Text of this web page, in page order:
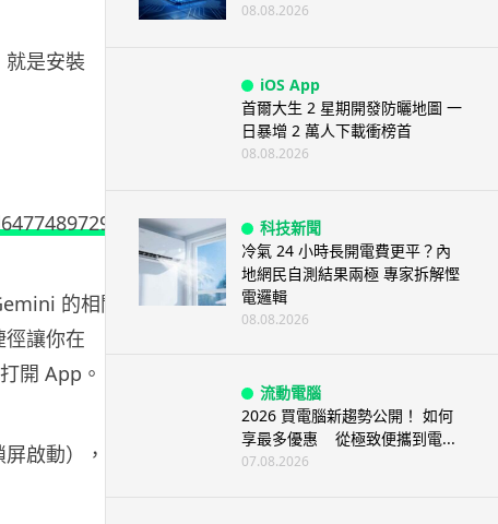
是安裝
的相關
徑讓你在
開 App。
啟動），本
08.08.2026
iOS App
首爾大生 2 星期開發防曬地圖 一
日暴增 2 萬人下載衝榜首
08.08.2026
科技新聞
冷氣 24 小時長開電費更平？內
地網民自測結果兩極 專家拆解慳
電邏輯
08.08.2026
流動電腦
2026 買電腦新趨勢公開！ 如何
享最多優惠 從極致便攜到電...
07.08.2026